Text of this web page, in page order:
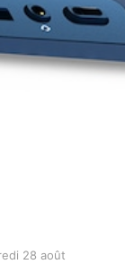
28 août